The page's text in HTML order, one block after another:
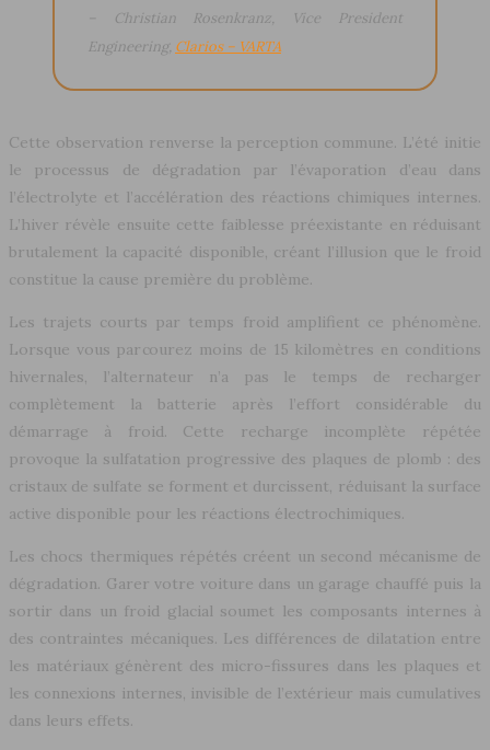
– Christian Rosenkranz, Vice President
Engineering, Clarios – VARTA
Cette observation renverse la perception commune. L’été initie
le processus de dégradation par l’évaporation d’eau dans
l’électrolyte et l’accélération des réactions chimiques internes.
L’hiver révèle ensuite cette faiblesse préexistante en réduisant
brutalement la capacité disponible, créant l’illusion que le froid
constitue la cause première du problème.
Les trajets courts par temps froid amplifient ce phénomène.
Lorsque vous parcourez moins de 15 kilomètres en conditions
hivernales, l’alternateur n’a pas le temps de recharger
complètement la batterie après l’effort considérable du
démarrage à froid. Cette recharge incomplète répétée
provoque la sulfatation progressive des plaques de plomb : des
cristaux de sulfate se forment et durcissent, réduisant la surface
active disponible pour les réactions électrochimiques.
Les chocs thermiques répétés créent un second mécanisme de
dégradation. Garer votre voiture dans un garage chauffé puis la
sortir dans un froid glacial soumet les composants internes à
des contraintes mécaniques. Les différences de dilatation entre
les matériaux génèrent des micro-fissures dans les plaques et
les connexions internes, invisible de l’extérieur mais cumulatives
dans leurs effets.